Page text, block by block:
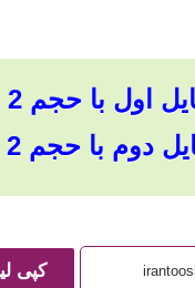
اول با حجم 2 مگابایت
دوم با حجم 2 مگابایت
کپی